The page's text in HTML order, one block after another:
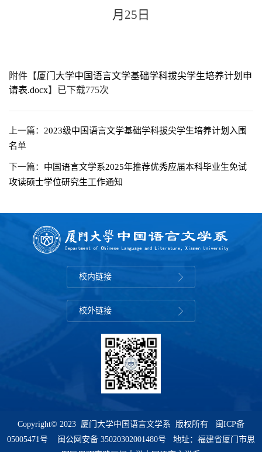
月 25 日
附件【厦门大学中国语言文学基础学科拔尖学生培养计划申
请表.docx】已下载775次
上一篇： 2023级中国语言文学基础学科拔尖学生培养计划入围
名单
下一篇： 中国语言文学系2025年推荐优秀应届本科毕业生免试
攻读硕士学位研究生工作通知
校内链接
校外链接
Copyright© 2023 厦门大学中国语言文学系 版权所有 闽ICP备
05005471号 闽公网安备 35020302001480号 地址：福建省厦门市思